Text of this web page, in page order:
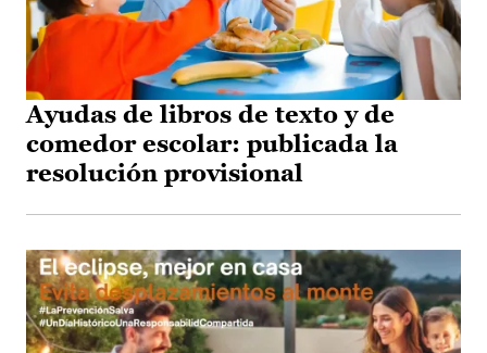
Ayudas de libros de texto y de
comedor escolar: publicada la
resolución provisional